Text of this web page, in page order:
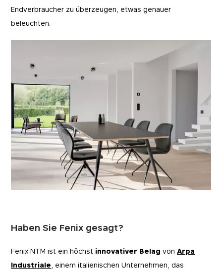
Endverbraucher zu überzeugen, etwas genauer
beleuchten.
Haben Sie Fenix gesagt?
Fenix NTM ist ein höchst innovativer Belag vonArpa
Industriale , einem italienischen Unternehmen, das